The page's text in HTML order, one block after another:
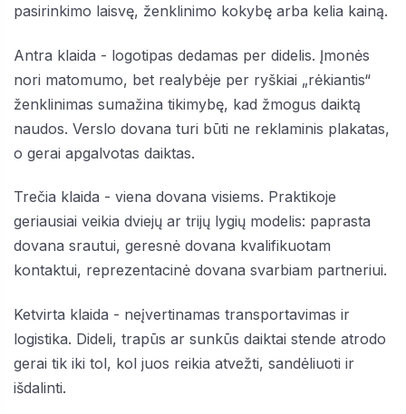
pasirinkimo laisvę, ženklinimo kokybę arba kelia kainą.
Antra klaida - logotipas dedamas per didelis. Įmonės
nori matomumo, bet realybėje per ryškiai „rėkiantis“
ženklinimas sumažina tikimybę, kad žmogus daiktą
naudos. Verslo dovana turi būti ne reklaminis plakatas,
o gerai apgalvotas daiktas.
Trečia klaida - viena dovana visiems. Praktikoje
geriausiai veikia dviejų ar trijų lygių modelis: paprasta
dovana srautui, geresnė dovana kvalifikuotam
kontaktui, reprezentacinė dovana svarbiam partneriui.
Ketvirta klaida - neįvertinamas transportavimas ir
logistika. Dideli, trapūs ar sunkūs daiktai stende atrodo
gerai tik iki tol, kol juos reikia atvežti, sandėliuoti ir
išdalinti.